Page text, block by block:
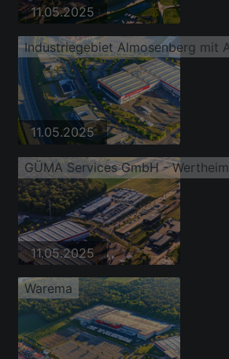
11.05.2025
11.05.2025
GÜMA Services GmbH - Wertheim
11.05.2025
Warema